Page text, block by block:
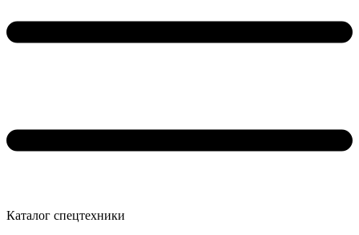
Каталог спецтехники